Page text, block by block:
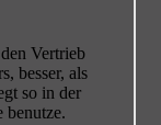
Vertrieb
besser, als
so in der
benutze.